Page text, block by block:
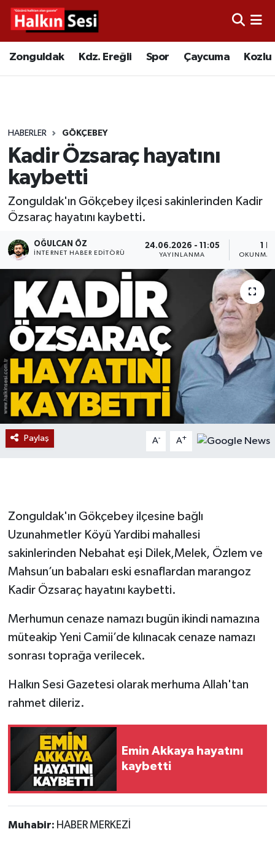
Zonguldak Kdz. Ereğli Spor Çaycuma Kozlu
HABERLER GÖKÇEBEY
Kadir Özsaraç hayatını
kaybetti
Zonguldak'ın Gökçebey ilçesi sakinlerinden Kadir
Özsaraç hayatını kaybetti.
OĞULCAN ÖZ
İNTERNET HABER EDITÖRÜ
24.06.2026 - 11:05
YAYINLANMA
1
OKUNMA
Paylaş A- A+
Zonguldak'ın Gökçebey ilçesine bağlı
Uzunahmetler Köyü Yardibi mahallesi
sakinlerinden Nebahat eşi Dilek,Melek, Özlem ve
Mahsun’un babaları eski esnaflardan marangoz
Kadir Özsaraç hayatını kaybetti.
Merhumun cenaze namazı bugün ikindi namazına
müteakip Yeni Camii’de kılınacak cenaze namazı
sonrası toprağa verilecek.
Halkın Sesi Gazetesi olarak merhuma Allah'tan
rahmet dileriz.
Emin Akkaya hayatını
kaybetti
Muhabir: HABER MERKEZİ
Video
Çaycuma
Alaplı
Asayiş
Devrek
Bolu
ÇEVRE
BİLİM VE TEKNOLOJİ
DUNYA
Ekonomi
Genel
Gökçebey
İş ilanı
Kültür - Sanat
MAGAZİN
Politika
Röportaj
Merkez Hava Durumu
Süper Lig Puan Durumu ve Fikstür
Tüm Manşetler
Son Dakika Haberleri